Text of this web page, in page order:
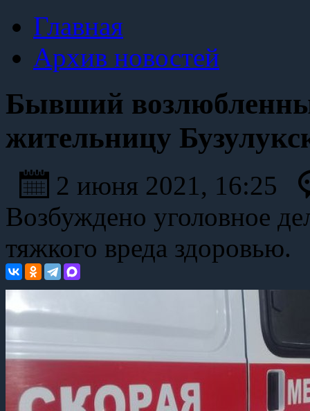
Главная
Архив новостей
Бывший
жительницу
2 июня 2021, 16:25
Возбуждено уголовное
тяжкого вреда здоровью.